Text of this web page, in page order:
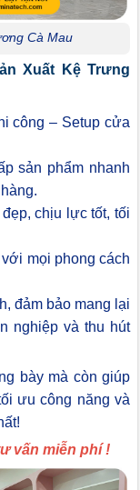
Cà Mau
Xuất Kệ Trưng
công – Setup cửa
sản phẩm nhanh
chịu lực tốt, tối
mọi phong cách
đảm bảo mang lại
nghiệp và thu hút
bày mà còn giúp
ưu công năng và
vấn miễn phí !